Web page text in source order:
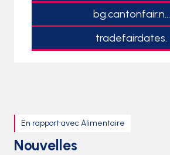
bg.cantonfair.n...
tradefairdates.
En rapport avec Alimentaire
Nouvelles